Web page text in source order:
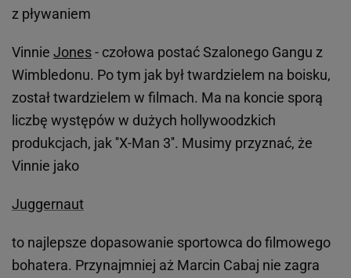
z pływaniem
Vinnie Jones- czołowa postać Szalonego Gangu z
Wimbledonu. Po tym jak był twardzielem na boisku,
został twardzielem w filmach. Ma na koncie sporą
liczbę występów w dużych hollywoodzkich
produkcjach, jak ''X-Man 3''. Musimy przyznać, że
Vinnie jako
Juggernaut
to najlepsze dopasowanie sportowca do filmowego
bohatera. Przynajmniej aż Marcin Cabaj nie zagra